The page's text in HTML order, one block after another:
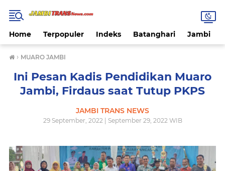
Home Terpopuler Indeks Batanghari Jambi
› MUARO JAMBI
Ini Pesan Kadis Pendidikan Muaro
Jambi, Firdaus saat Tutup PKPS
JAMBI TRANS NEWS
29 September, 2022 | September 29, 2022 WIB